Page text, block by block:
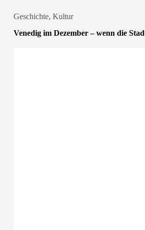
Geschichte, Kultur
Venedig im Dezember – wenn die